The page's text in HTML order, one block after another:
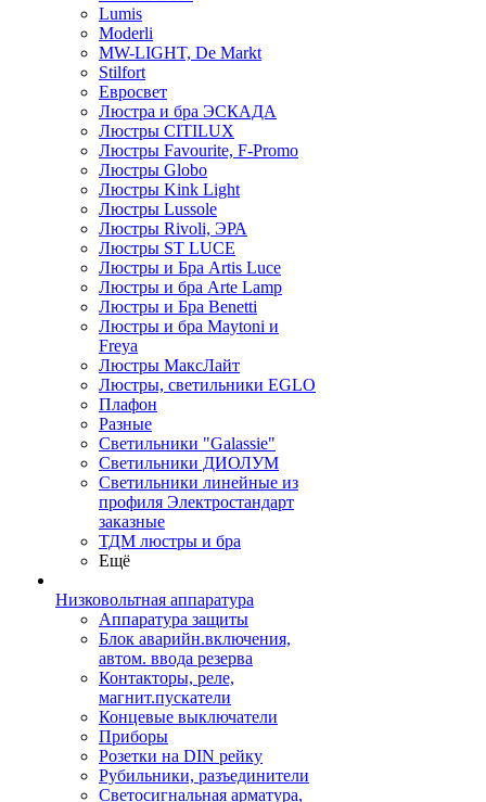
Lumis
Moderli
MW-LIGHT, De Markt
Stilfort
Евросвет
Люстра и бра ЭСКАДА
Люстры CITILUX
Люстры Favourite, F-Promo
Люстры Globo
Люстры Kink Light
Люстры Lussole
Люстры Rivoli, ЭРА
Люстры ST LUCE
Люстры и Бра Artis Luce
Люстры и бра Arte Lamp
Люстры и Бра Benetti
Люстры и бра Maytoni и
Freya
Люстры МаксЛайт
Люстры, светильники EGLO
Плафон
Разные
Светильники "Galassie"
Светильники ДИОЛУМ
Светильники линейные из
профиля Электростандарт
заказные
ТДМ люстры и бра
Ещё
Низковольтная аппаратура
Аппаратура защиты
Блок аварийн.включения,
автом. ввода резерва
Контакторы, реле,
магнит.пускатели
Концевые выключатели
Приборы
Розетки на DIN рейку
Рубильники, разъединители
Светосигнальная арматура,